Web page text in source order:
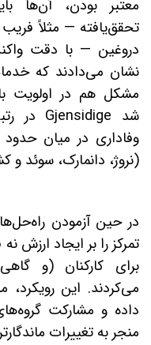
معتبر بودن، آن‌ها
تحقق‌یافته — مثلاً
دروغین — با دقت
نشان می‌دادند که
مشکل هم در اولویت
شد Gjensidige در
(نروژ، دانمارک، سوئد و
در حین آزمودن
تمرکز را بر ایجاد ارزش
برای کارکنان (و
می‌کردند. این رویکرد،
داده و مشارکت
منجر به تغییرات